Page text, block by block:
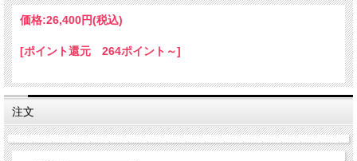
価格:26,400円(税込)
[ポイント還元 264ポイント～]
注文